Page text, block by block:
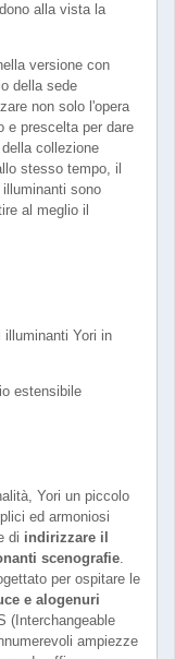
alla vista la
versione con
della sede
non solo l'opera
e prescelta per dare
collezione
stesso tempo, il
sono
al meglio il
illuminanti Yori in
estensibile
Yori un piccolo
ed armoniosi
di indirizzare il
scenografie.
per ospitare le
e alogenuri
(Interchangeable
ampiezze